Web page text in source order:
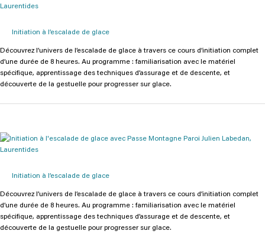
Initiation à l’escalade de glace
Découvrez l’univers de l’escalade de glace à travers ce cours d’initiation complet
d’une durée de 8 heures. Au programme : familiarisation avec le matériel
spécifique, apprentissage des techniques d’assurage et de descente, et
découverte de la gestuelle pour progresser sur glace.
Initiation à l’escalade de glace
Découvrez l’univers de l’escalade de glace à travers ce cours d’initiation complet
d’une durée de 8 heures. Au programme : familiarisation avec le matériel
spécifique, apprentissage des techniques d’assurage et de descente, et
découverte de la gestuelle pour progresser sur glace.